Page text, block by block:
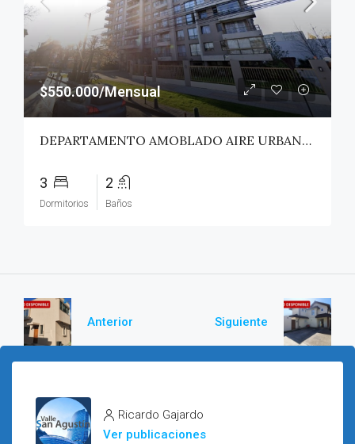
$550.000/Mensual
DEPARTAMENTO AMOBLADO AIRE URBANO (PAZ) – TALCA
3
Dormitorios
2
Baños
Anterior Siguiente
Ricardo Gajardo
Ver publicaciones